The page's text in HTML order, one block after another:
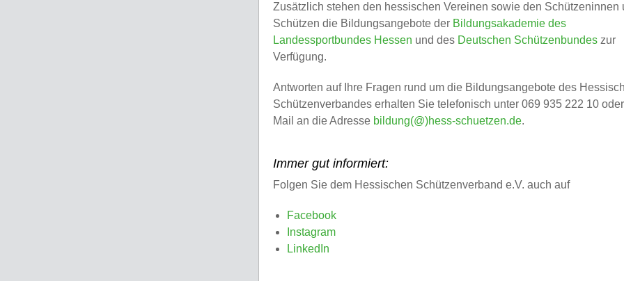
Zusätzlich stehen den hessischen Vereinen sowie den Schützeninnen
Schützen die Bildungsangebote der Bildungsakademie des
Landessportbundes Hessen und des Deutschen Schützenbundes zur
Verfügung.
Antworten auf Ihre Fragen rund um die Bildungsangebote des
Schützenverbandes erhalten Sie telefonisch unter 069 935 222 10
Mail an die Adresse bildung(@)hess-schuetzen.de.
Immer gut informiert:
Folgen Sie dem Hessischen Schützenverband e.V. auch auf
Facebook
Instagram
LinkedIn